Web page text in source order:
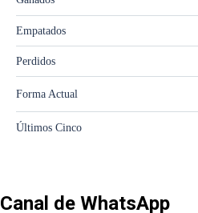
Canal de WhatsApp